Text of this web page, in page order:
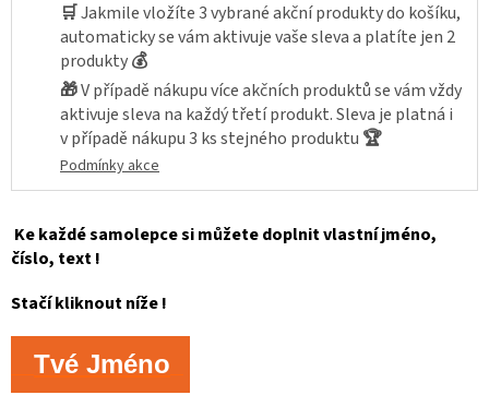
🛒Jakmile vložíte 3 vybrané akční produkty do košíku,
automaticky se vám aktivuje vaše sleva a platíte jen 2
produkty💰
🎁V případě nákupu více akčních produktů se vám vždy
aktivuje sleva na každý třetí produkt. Sleva je platná i
v případě nákupu 3 ks stejného produktu 🏆
Podmínky akce
Ke každé samolepce si můžete doplnit vlastní jméno,
číslo, text !
Stačí kliknout níže !
Tvé Jméno